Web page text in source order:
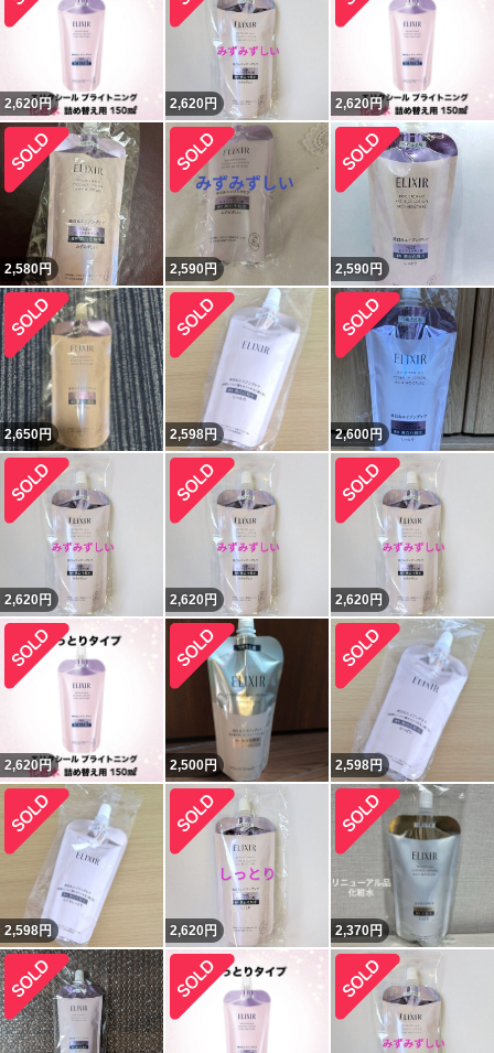
2,620円 2,620円 2,620円
2,580円 2,590円 2,590円
2,650円 2,598円 2,600円
2,620円 2,620円 2,620円
2,620円 2,500円 2,598円
2,598円 2,620円 2,370円